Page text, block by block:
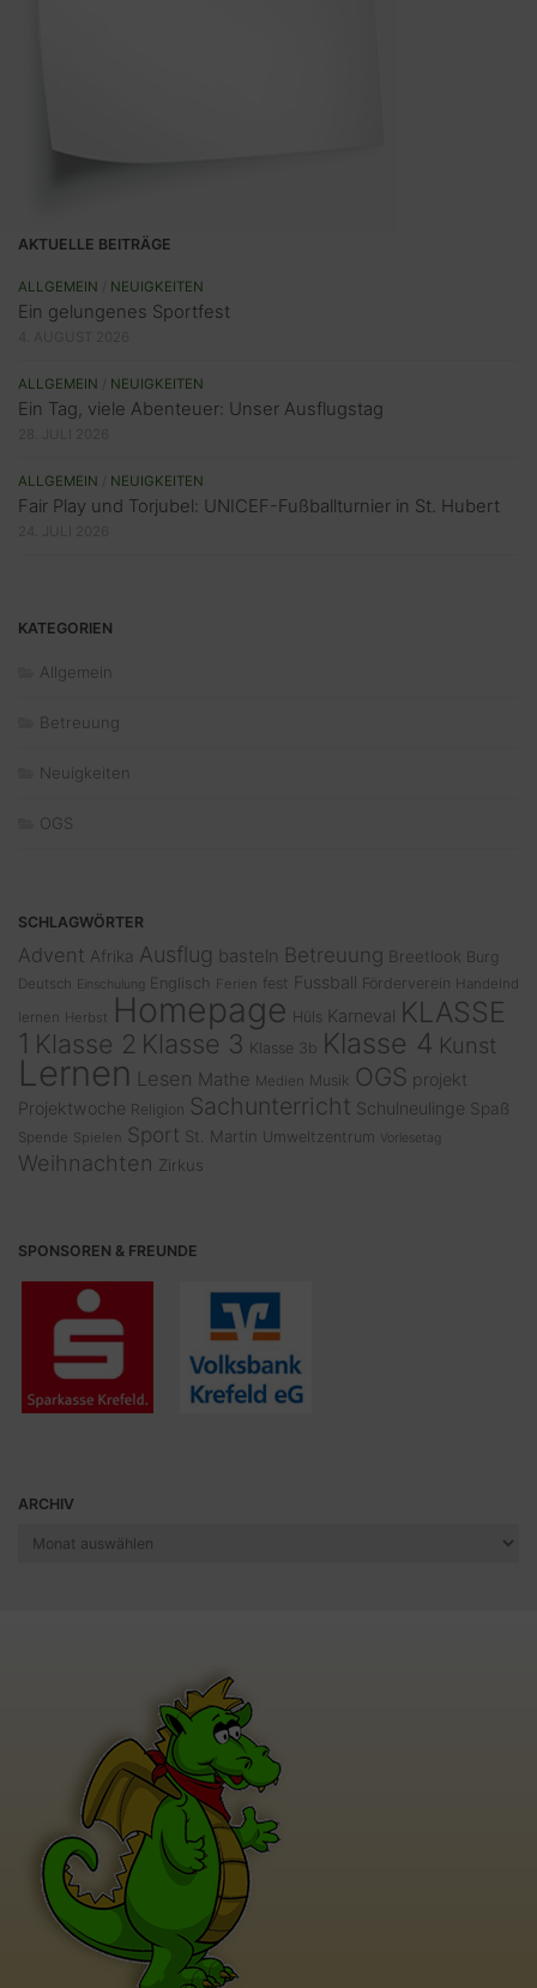
AKTUELLE BEITRÄGE
ALLGEMEIN NEUIGKEITEN
Ein gelungenes Sportfest
ALLGEMEIN NEUIGKEITEN
Ein Tag, viele Abenteuer: Unser Ausflugstag
ALLGEMEIN NEUIGKEITEN
Fair Play und Torjubel: UNICEF-Fußballturnier in St. Hubert
KATEGORIEN
Allgemein
Betreuung
Neuigkeiten
OGS
SCHLAGWÖRTER
Advent Afrika Ausflug basteln Betreuung Breetlook Burg
Deutsch Einschulung Englisch Ferien fest Fussball Förderverein Handelnd
lernen Herbst Homepage Hüls Karneval KLASSE
1 Klasse 2 Klasse 3 Klasse 3b Klasse 4 Kunst
Lernen Lesen Mathe Medien Musik OGS projekt
Projektwoche Religion Sachunterricht Schulneulinge Spaß
Spende Spielen Sport St. Martin Umweltzentrum Vorlesetag
Weihnachten Zirkus
SPONSOREN & FREUNDE
ARCHIV
Archiv